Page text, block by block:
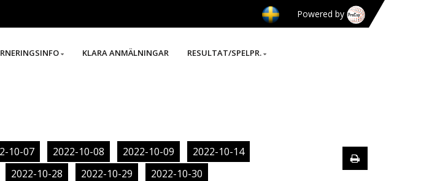
Powered by
KLARA ANMÄLNINGAR RESULTAT/SPELPR.
10-07 2022-10-08 2022-10-09
2022-10-14
2022-10-28 2022-10-29 2022-10-30